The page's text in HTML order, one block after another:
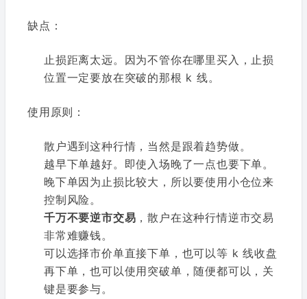
缺点：
止损距离太远。因为不管你在哪里买入，止损
位置一定要放在突破的那根 k 线。
使用原则：
散户遇到这种行情，当然是跟着趋势做。
越早下单越好。即使入场晚了一点也要下单。
晚下单因为止损比较大，所以要使用小仓位来
控制风险。
千万不要逆市交易 ，散户在这种行情逆市交易
非常难赚钱。
可以选择市价单直接下单，也可以等 k 线收盘
再下单，也可以使用突破单，随便都可以，关
键是要参与。